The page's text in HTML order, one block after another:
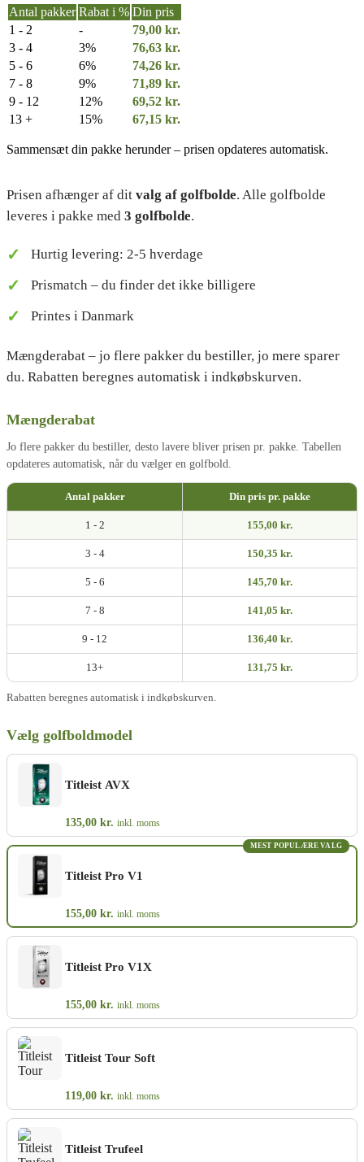
Antal pakker Rabat i % Din pris
1 - 2
- 79,00 kr.
3 - 4
3% 76,63 kr.
5 - 6
6% 74,26 kr.
7 - 8
9% 71,89 kr.
9 - 12
12% 69,52 kr.
13 +
15% 67,15 kr.
Sammensæt din pakke herunder – prisen opdateres automatisk.
Prisen afhænger af dit valg af golfbolde. Alle golfbolde
leveres i pakke med 3 golfbolde.
Hurtig levering: 2-5 hverdage
Prismatch – du finder det ikke billigere
Printes i Danmark
Mængderabat – jo flere pakker du bestiller, jo mere sparer
du. Rabatten beregnes automatisk i indkøbskurven.
Mængderabat
Jo flere pakker du bestiller, desto lavere bliver prisen pr. pakke. Tabellen
opdateres automatisk, når du vælger en golfbold.
Antal pakker Din pris pr. pakke
1 - 2 155,00 kr.
3 - 4 150,35 kr.
5 - 6 145,70 kr.
7 - 8 141,05 kr.
9 - 12 136,40 kr.
13+ 131,75 kr.
Rabatten beregnes automatisk i indkøbskurven.
Vælg golfboldmodel
Titleist AVX
135,00 kr. inkl. moms
Titleist Pro V1
155,00 kr. inkl. moms
MEST POPULÆRE VALG
Titleist Pro V1X
155,00 kr. inkl. moms
Titleist Tour Soft
119,00 kr. inkl. moms
Titleist Trufeel